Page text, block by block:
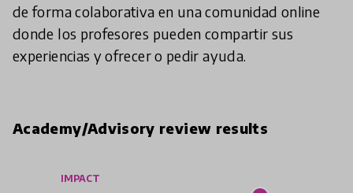
de forma colaborativa en una comunidad online
donde los profesores pueden compartir sus
experiencias y ofrecer o pedir ayuda.
Academy/Advisory review results
IMPACT